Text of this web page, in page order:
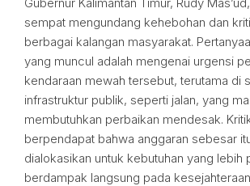
sempat mengundang kehebohan dan
berbagai kalangan masyarakat.
yang muncul adalah mengenai urgensi
kendaraan mewah tersebut, terutama di
infrastruktur publik, seperti jalan, yang
membutuhkan perbaikan mendesak.
berpendapat bahwa anggaran sebesar
dialokasikan untuk kebutuhan yang lebih
berdampak langsung pada